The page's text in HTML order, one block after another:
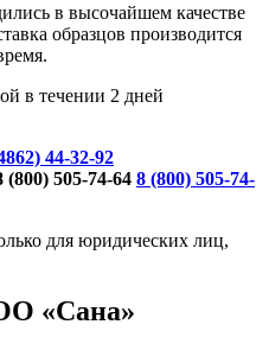
в высочайшем качестве
образцов производится
44-32-92
(800) 505-74-64 8 (800) 505-74-
для юридических лиц,
«Сана»